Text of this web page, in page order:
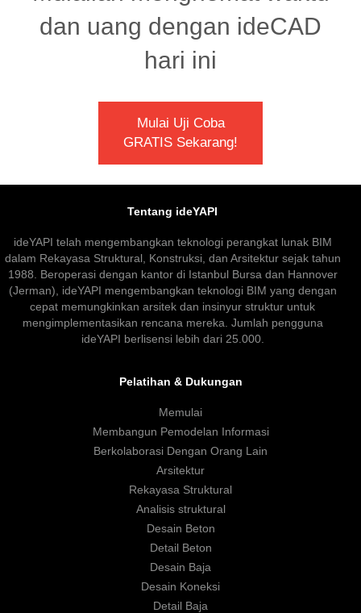
dan uang dengan ideCAD
hari ini
Mulai Uji Coba
GRATIS Sekarang!
Tentang ideYAPI
ideYAPI telah mengembangkan teknologi perangkat lunak BIM
dalam Rekayasa Struktural, Konstruksi, dan Arsitektur sejak tahun
1988. Beroperasi dengan kantor di Istanbul Bursa dan Hannover
(Jerman), ideYAPI mengembangkan teknologi BIM yang dengan
cepat memungkinkan arsitek dan insinyur struktur untuk
mengimplementasikan rencana mereka. Jumlah pengguna
ideYAPI berlisensi lebih dari 25.000.
Pelatihan & Dukungan
Memulai
Membangun Pemodelan Informasi
Berkolaborasi Dengan Orang Lain
Arsitektur
Rekayasa Struktural
Analisis struktural
Desain Beton
Detail Beton
Desain Baja
Desain Koneksi
Detail Baja